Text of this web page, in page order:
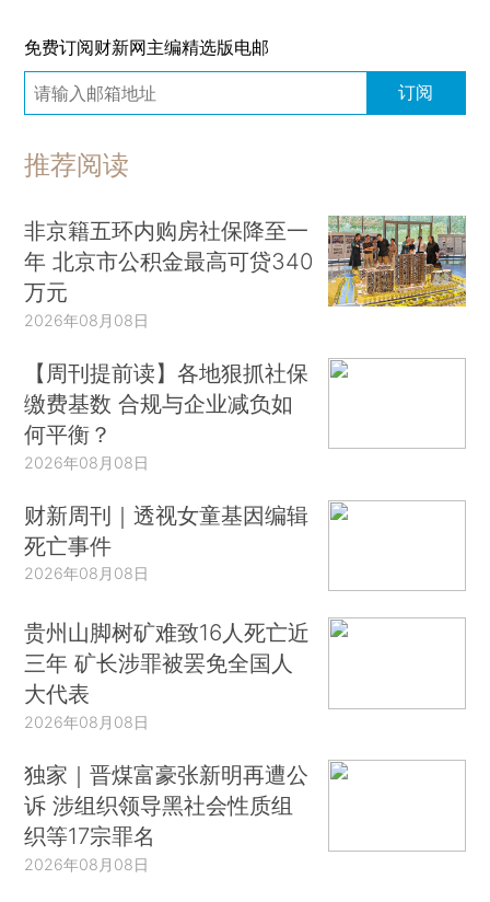
免费订阅财新网主编精选版电邮
订阅
推荐阅读
非京籍五环内购房社保降至一
年 北京市公积金最高可贷340
万元
2026年08月08日
【周刊提前读】各地狠抓社保
缴费基数 合规与企业减负如
何平衡？
2026年08月08日
财新周刊｜透视女童基因编辑
死亡事件
2026年08月08日
贵州山脚树矿难致16人死亡近
三年 矿长涉罪被罢免全国人
大代表
2026年08月08日
独家｜晋煤富豪张新明再遭公
诉 涉组织领导黑社会性质组
织等17宗罪名
2026年08月08日